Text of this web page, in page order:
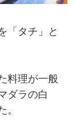
「タチ」と
料理が一般
ダラの白
。